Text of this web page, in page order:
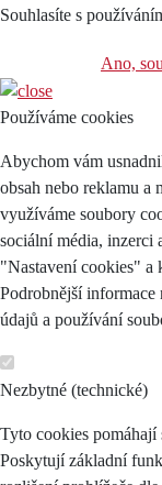
Souhlasíte s
Ano,
Používáme cookies
Abychom vám
obsah nebo reklamu a
využíváme soubory
sociální média, inzerci
"Nastavení cookies" a
Podrobnější informace
údajů a používání
Nezbytné (technické)
Tyto cookies
Poskytují základní